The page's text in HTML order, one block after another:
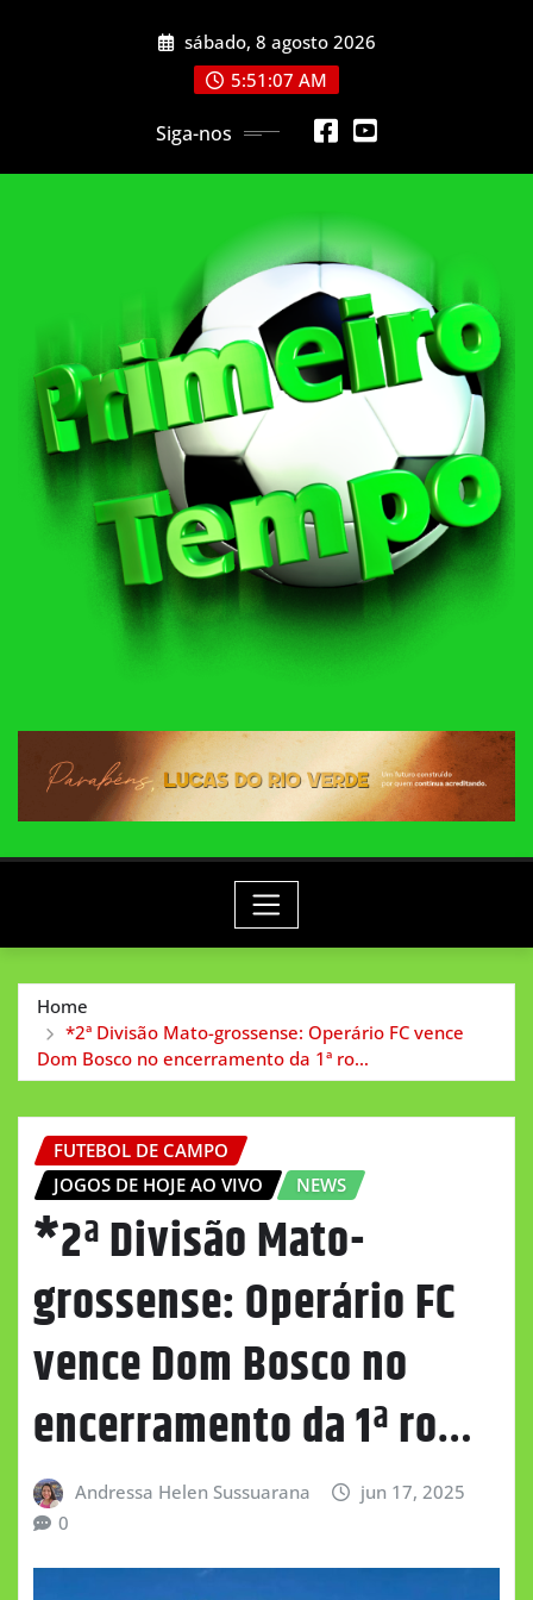
sábado, 8 agosto 2026
5:51:08 AM
Siga-nos
Home
*2ª Divisão Mato-grossense: Operário FC vence
Dom Bosco no encerramento da 1ª ro…
FUTEBOL DE CAMPO
JOGOS DE HOJE AO VIVO
NEWS
*2ª Divisão Mato-
grossense: Operário FC
vence Dom Bosco no
encerramento da 1ª ro…
Andressa Helen Sussuarana
jun 17, 2025
0